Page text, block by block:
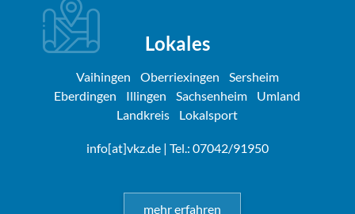
Lokales
Vaihingen Oberriexingen
Sersheim
Eberdingen
Illingen Sachsenheim
Umland
Landkreis
Lokalsport
info[at]vkz.de| Tel.: 07042/91950
mehr erfahren